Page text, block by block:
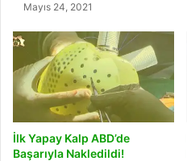
Mayıs 24, 2021
İlk Yapay Kalp ABD’de
Başarıyla Nakledildi!